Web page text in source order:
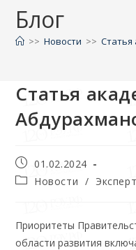
Блог
>> Новости >> Статья
Статья
01.02.2024
Новости /
Приоритеты
области развития